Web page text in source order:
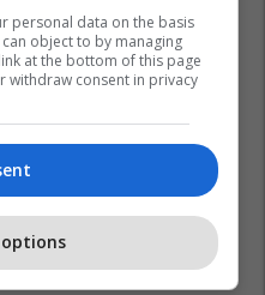
personal data on the basis
object to by managing
at the bottom of this page
withdraw consent in privacy